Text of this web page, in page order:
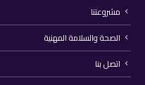
مشروعتنا
الصحة والسلامة المهنية
اتصل بنا